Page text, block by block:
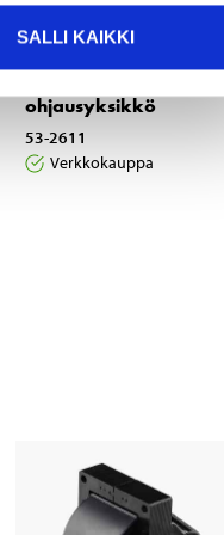
SALLI KAIKKI
1155
Sytytyksen
ohjausyksikkö
53-2611
Verkkokauppa